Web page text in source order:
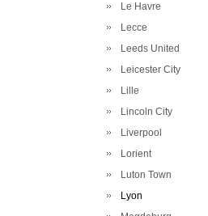
Le Havre
Lecce
Leeds United
Leicester City
Lille
Lincoln City
Liverpool
Lorient
Luton Town
Lyon